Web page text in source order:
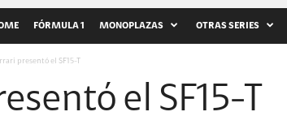
FÓRMULA 1 MONOPLAZAS OTRAS SERIES
presentó el SF15-T
el SF15-T